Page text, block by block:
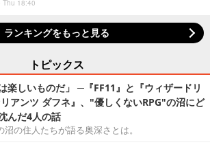
Thu 18:40
ランキングをもっと見る
トピックス
は楽しいものだ」 ─『FF11』と『ウィザードリ
アンツ ダフネ』、"優しくないRPG"の沼にど
んだ4人の話
沼の住人たちが語る奥深さとは。